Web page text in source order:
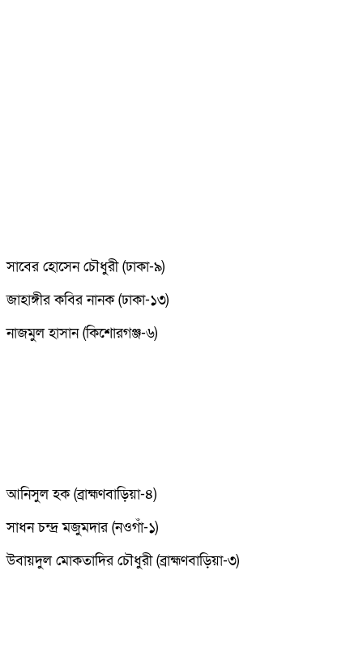
সাবের হোসেন চৌধুরী (ঢাকা-৯)
জাহাঙ্গীর কবির নানক (ঢাকা-১৩)
নাজমুল হাসান (কিশোরগঞ্জ-৬)
আনিসুল হক (ব্রাহ্মণবাড়িয়া-৪)
সাধন চন্দ্র মজুমদার (নওগাঁ-১)
উবায়দুল মোকতাদির চৌধুরী (ব্রাহ্মণবাড়িয়া-৩)